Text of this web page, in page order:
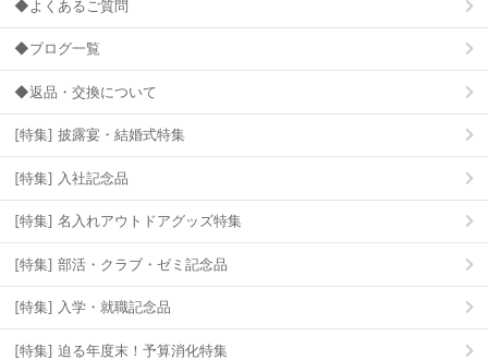
◆よくあるご質問
◆ブログ一覧
◆返品・交換について
[特集] 披露宴・結婚式特集
[特集] 入社記念品
[特集] 名入れアウトドアグッズ特集
[特集] 部活・クラブ・ゼミ記念品
[特集] 入学・就職記念品
[特集] 迫る年度末！予算消化特集